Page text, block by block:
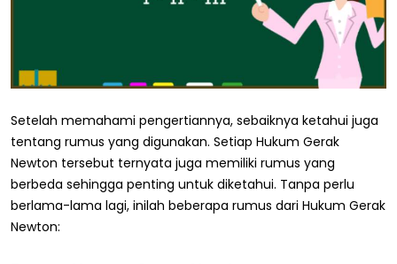
Setelah memahami pengertiannya, sebaiknya ketahui juga
tentang rumus yang digunakan. Setiap Hukum Gerak
Newton tersebut ternyata juga memiliki rumus yang
berbeda sehingga penting untuk diketahui. Tanpa perlu
berlama-lama lagi, inilah beberapa rumus dari Hukum Gerak
Newton: